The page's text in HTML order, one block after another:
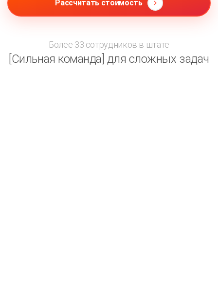
Рассчитать стоимость
Более 33 сотрудников в штате
[Сильная команда] для сложных задач